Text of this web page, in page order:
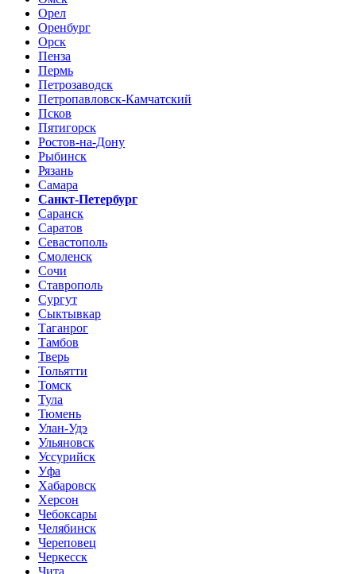
Орел
Оренбург
Орск
Пенза
Пермь
Петрозаводск
Петропавловск-Камчатский
Псков
Пятигорск
Ростов-на-Дону
Рыбинск
Рязань
Самара
Санкт-Петербург
Саранск
Саратов
Севастополь
Смоленск
Сочи
Ставрополь
Сургут
Сыктывкар
Таганрог
Тамбов
Тверь
Тольятти
Томск
Тула
Тюмень
Улан-Удэ
Ульяновск
Уссурийск
Уфа
Хабаровск
Херсон
Чебоксары
Челябинск
Череповец
Черкесск